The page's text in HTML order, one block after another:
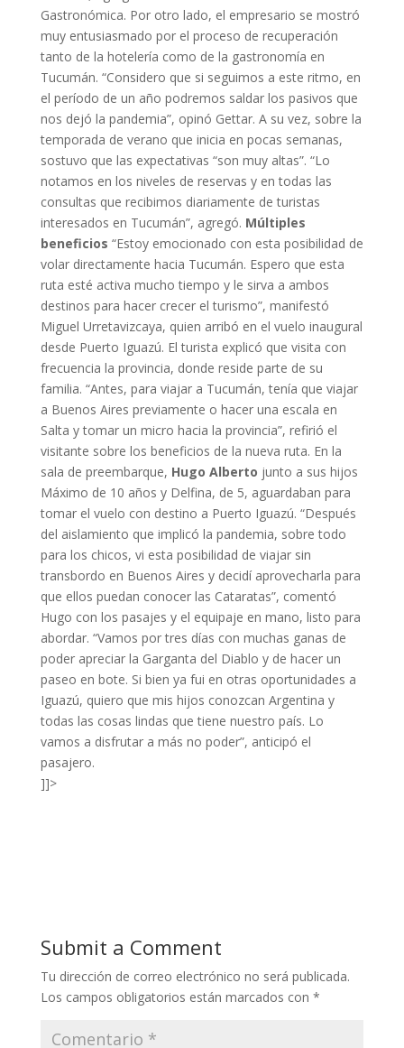
Gastronómica. Por otro lado, el empresario se mostró
muy entusiasmado por el proceso de recuperación
tanto de la hotelería como de la gastronomía en
Tucumán. “Considero que si seguimos a este ritmo, en
el período de un año podremos saldar los pasivos que
nos dejó la pandemia”, opinó Gettar. A su vez, sobre la
temporada de verano que inicia en pocas semanas,
sostuvo que las expectativas “son muy altas”. “Lo
notamos en los niveles de reservas y en todas las
consultas que recibimos diariamente de turistas
interesados en Tucumán”, agregó. Múltiples
beneficios “Estoy emocionado con esta posibilidad de
volar directamente hacia Tucumán. Espero que esta
ruta esté activa mucho tiempo y le sirva a ambos
destinos para hacer crecer el turismo”, manifestó
Miguel Urretavizcaya, quien arribó en el vuelo inaugural
desde Puerto Iguazú. El turista explicó que visita con
frecuencia la provincia, donde reside parte de su
familia. “Antes, para viajar a Tucumán, tenía que viajar
a Buenos Aires previamente o hacer una escala en
Salta y tomar un micro hacia la provincia”, refirió el
visitante sobre los beneficios de la nueva ruta. En la
sala de preembarque, Hugo Alberto junto a sus hijos
Máximo de 10 años y Delfina, de 5, aguardaban para
tomar el vuelo con destino a Puerto Iguazú. “Después
del aislamiento que implicó la pandemia, sobre todo
para los chicos, vi esta posibilidad de viajar sin
transbordo en Buenos Aires y decidí aprovecharla para
que ellos puedan conocer las Cataratas”, comentó
Hugo con los pasajes y el equipaje en mano, listo para
abordar. “Vamos por tres días con muchas ganas de
poder apreciar la Garganta del Diablo y de hacer un
paseo en bote. Si bien ya fui en otras oportunidades a
Iguazú, quiero que mis hijos conozcan Argentina y
todas las cosas lindas que tiene nuestro país. Lo
vamos a disfrutar a más no poder”, anticipó el
pasajero.
]]>
Submit a Comment
Tu dirección de correo electrónico no será publicada.
Los campos obligatorios están marcados con *